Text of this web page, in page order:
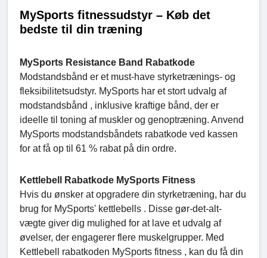
MySports fitnessudstyr – Køb det
bedste til din træning
MySports Resistance Band Rabatkode
Modstandsbånd er et must-have styrketrænings- og
fleksibilitetsudstyr. MySports har et stort udvalg af
modstandsbånd , inklusive kraftige bånd, der er
ideelle til toning af muskler og genoptræning. Anvend
MySports modstandsbåndets rabatkode ved kassen
for at få op til 61 % rabat på din ordre.
Kettlebell Rabatkode MySports Fitness
Hvis du ønsker at opgradere din styrketræning, har du
brug for MySports' kettlebells . Disse gør-det-alt-
vægte giver dig mulighed for at lave et udvalg af
øvelser, der engagerer flere muskelgrupper. Med
Kettlebell rabatkoden MySports fitness , kan du få din